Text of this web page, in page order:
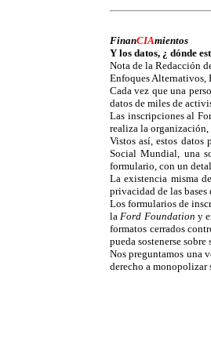
FinanCIAmientos
Y los datos, ¿ dónde
Nota de la Redacción
Enfoques Alternativos,
Cada vez que una
datos de miles de
Las inscripciones al
realiza la
Vistos así, estos datos
Social Mundial, una
formulario, con un
La existencia misma
privacidad de las
Los formularios de
laFord Foundation y
formatos cerrados
pueda sostenerse
Nos preguntamos una
derecho a